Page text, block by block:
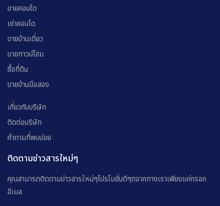
ขายคอนโด
เช่าคอนโด
ขายบ้านเดี่ยว
ขายทาวน์โฮม
ซื้อที่ดิน
ขายบ้านมือสอง
เกี่ยวกับบริษัท
ติดต่อบริษัท
คำถามที่พบบ่อย
ติดตามข่าวสารใหม่ๆ
คุณสามารถติดตามข่าวสารใหม่ๆโปรโมชั่นดีๆตจากทางเราเพียงแค่กรอก
อีเมล